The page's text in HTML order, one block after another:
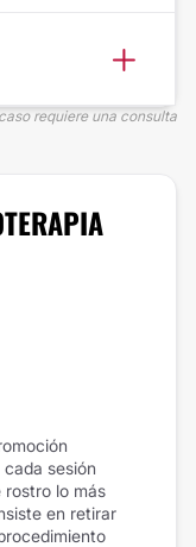
requiere una consulta
sesión
lo más
en retirar